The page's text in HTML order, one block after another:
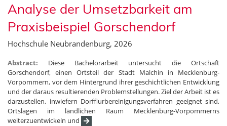
Analyse der Umsetzbarkeit am
Praxisbeispiel Gorschendorf
Hochschule Neubrandenburg, 2026
Abstract: Diese Bachelorarbeit untersucht die Ortschaft
Gorschendorf, einen Ortsteil der Stadt Malchin in Mecklenburg-
Vorpommern, vor dem Hintergrund ihrer geschichtlichen Entwicklung
und der daraus resultierenden Problemstellungen. Ziel der Arbeit ist es
darzustellen, inwiefern Dorfflurbereinigungsverfahren geeignet sind,
Ortslagen im ländlichen Raum Mecklenburg-Vorpommerns
weiterzuentwickeln und